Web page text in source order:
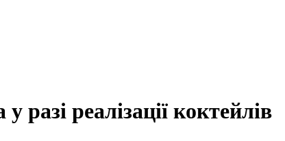
реалізації коктейлів